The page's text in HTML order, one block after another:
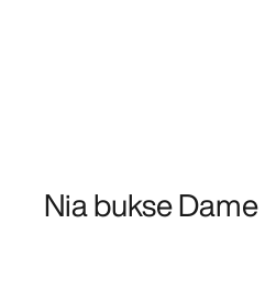
Nia bukse Dame